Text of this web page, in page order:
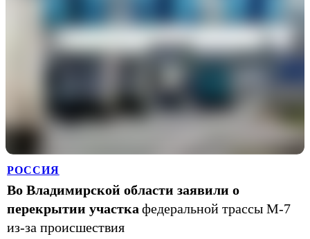
РОССИЯ
Во Владимирской области заявили о
перекрытии участка федеральной трассы М-7
из-за происшествия